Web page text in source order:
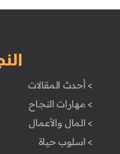
> أحدث المقالات
> مهارات النجاح
> المال والأعمال
> اسلوب حياة